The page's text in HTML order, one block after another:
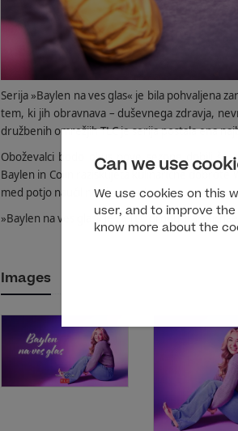
Can we use
We use cookies on this
user, and to improve
know more about the
Serija »Baylen na ves glas« je bila pohvaljena
tem, ki jih obravnava – duševnega zdravja,
družbenih omrežjih TLC je serija postala ena
Oboževalci bodo okus nove sezone dobili
Baylen in Colin raziskujeta kulinarične dobrote
med potjo naučil novih receptov.
»Baylen na ves glas« je za TLC produciral
Images